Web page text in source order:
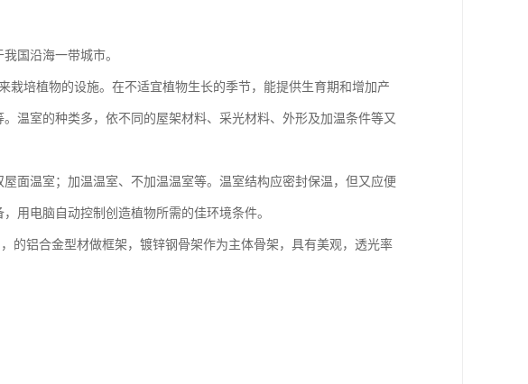
国沿海一带城市。
栽培植物的设施。在不适宜植物生长的季节，能提供生育期和增加产
温室的种类多，依不同的屋架材料、采光材料、外形及加温条件等又
面温室；加温温室、不加温温室等。温室结构应密封保温，但又应便
用电脑自动控制创造植物所需的佳环境条件。
的铝合金型材做框架，镀锌钢骨架作为主体骨架，具有美观，透光率